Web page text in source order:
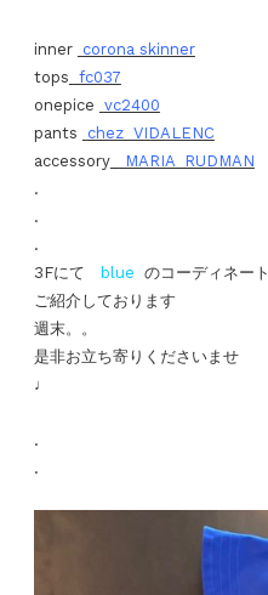
inner corona skinner
tops fc037
onepice vc2400
pants
chez VIDALENC
accessory
MARIA RUDMAN
.
.
.
3Fにて
blue のコーディネート
ご紹介しております
週末。。
是非お立ち寄りくださいませ
♩
.
.